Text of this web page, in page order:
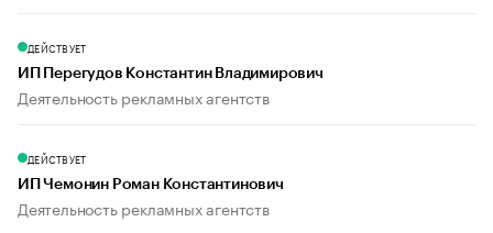
ДЕЙСТВУЕТ
ИП Перегудов Константин Владимирович
Деятельность рекламных агентств
ДЕЙСТВУЕТ
ИП Чемонин Роман Константинович
Деятельность рекламных агентств